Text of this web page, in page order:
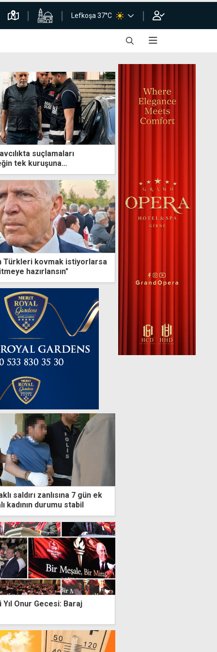
Lefkoşa 37°C
suçlamaları
tek kuruşuna
Türkleri kovmak istiyorlarsa
hazırlansın"
saldırı zanlısına 7 gün ek
kadının durumu stabil
Onur Gecesi: Baraj